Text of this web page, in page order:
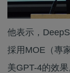
他表示，
採用MOE（專
美GPT-4的效